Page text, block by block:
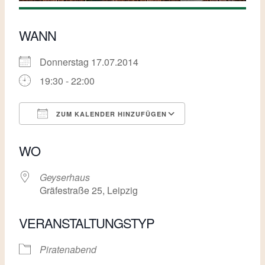
WANN
Donnerstag 17.07.2014
19:30 - 22:00
ZUM KALENDER HINZUFÜGEN
WO
Geyserhaus
Gräfestraße 25, Leipzig
VERANSTALTUNGSTYP
Piratenabend